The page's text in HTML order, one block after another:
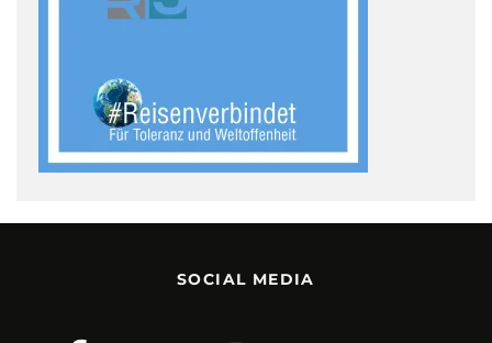
SOCIAL MEDIA